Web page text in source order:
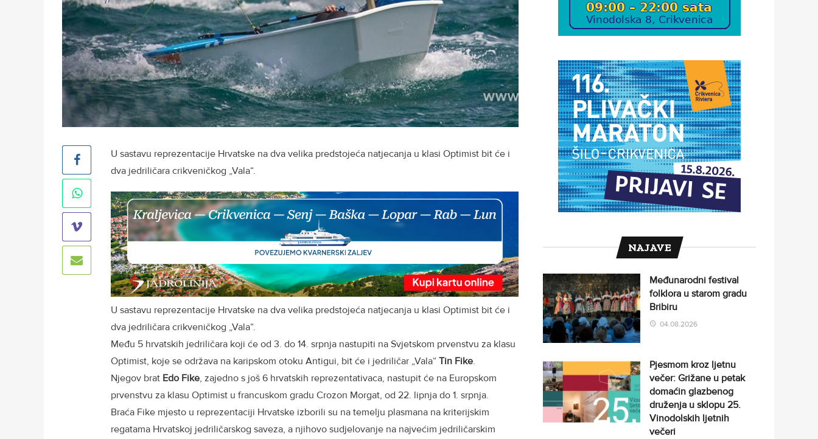
U sastavu reprezentacije Hrvatske na dva velika predstojeća natjecanja u klasi Optimist bit će i
dva jedriličara crikveničkog „Vala“.
U sastavu reprezentacije Hrvatske na dva velika predstojeća natjecanja u klasi Optimist bit će i
dva jedriličara crikveničkog „Vala“.
Među 5 hrvatskih jedriličara koji će od 3. do 14. srpnja nastupiti na Svjetskom prvenstvu za klasu
Optimist, koje se održava na karipskom otoku Antigui, bit će i jedriličar „Vala“ Tin Fike.
Njegov brat Edo Fike, zajedno s još 6 hrvatskih reprezentativaca, nastupit će na Europskom
prvenstvu za klasu Optimist u francuskom gradu Crozon Morgat, od 22. lipnja do 1. srpnja.
Braća Fike mjesto u reprezentaciji Hrvatske izborili su na temelju plasmana na kriterijskim
regatama Hrvatskoj jedriličarskog saveza, a njihovo sudjelovanje na najvećim jedriličarskim
NAJAVE
Međunarodni festival
folklora u starom gradu
Bribiru
04.08.2026
Pjesmom kroz ljetnu
večer: Grižane u petak
domaćin glazbenog
druženja u sklopu 25.
Vinodolskih ljetnih
večeri